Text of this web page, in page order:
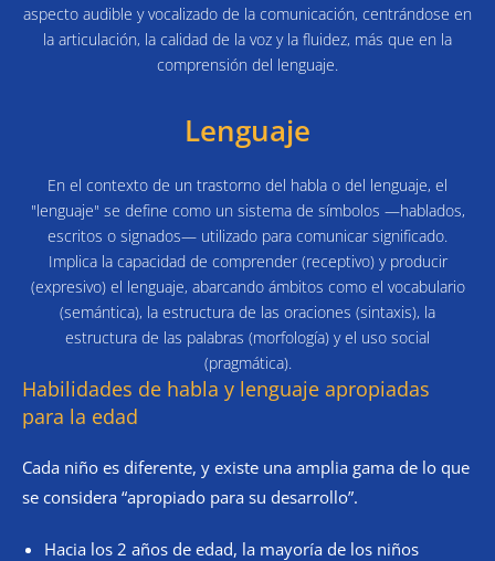
aspecto audible y vocalizado de la comunicación, centrándose en
la articulación, la calidad de la voz y la fluidez, más que en la
comprensión del lenguaje.
Lenguaje
En el contexto de un trastorno del habla o del lenguaje, el
"lenguaje" se define como un sistema de símbolos —hablados,
escritos o signados— utilizado para comunicar significado.
Implica la capacidad de comprender (receptivo) y producir
(expresivo) el lenguaje, abarcando ámbitos como el vocabulario
(semántica), la estructura de las oraciones (sintaxis), la
estructura de las palabras (morfología) y el uso social
(pragmática).
Habilidades de habla y lenguaje apropiadas
para la edad
Cada niño es diferente, y existe una amplia gama de lo que
se considera “apropiado para su desarrollo”.
Hacia los 2 años de edad, la mayoría de los niños